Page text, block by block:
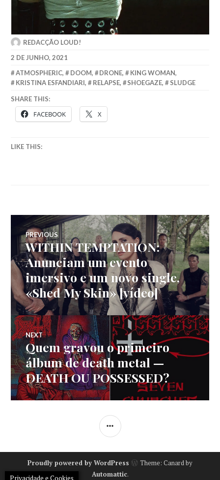
REDACÇÃO LOUD!
2 DE JUNHO, 2021
ATMOSPHERIC, DOOM, DRONE, KING WOMAN,
KRISTINA ESFANDIARI, RELAPSE, SHOEGAZE, SLUDGE
SHARE THIS:
FACEBOOK X
LIKE THIS:
Navegação
de
artigos
PREVIOUS
Previous
post:
WITHIN TEMPTATION:
Anunciam um evento
imersivo e um novo single,
«Shed My Skin» [vídeo]
NEXT
Next
post:
Quem gravou o primeiro
álbum de death metal —
DEATH OU POSSESSED?
SIDEBAR
Proudly powered by WordPress
Theme: Canard by
Automattic.
Privacidade e Cookies